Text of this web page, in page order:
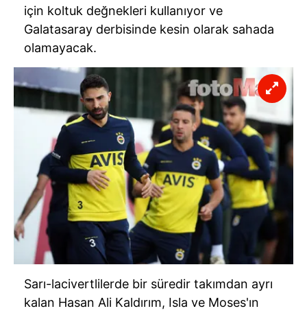
için koltuk değnekleri kullanıyor ve
Galatasaray derbisinde kesin olarak sahada
olamayacak.
Sarı-lacivertlilerde bir süredir takımdan ayrı
kalan Hasan Ali Kaldırım, Isla ve Moses'ın